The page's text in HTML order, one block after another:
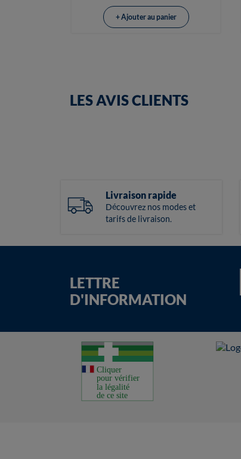
+ Ajouter au panier
LES AVIS CLIENTS
Livraison rapide
Découvrez nos modes et
tarifs de livraison.
LETTRE
D'INFORMATION